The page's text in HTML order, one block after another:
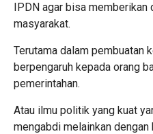
IPDN agar bisa memberikan
masyarakat.
Terutama dalam pembuatan
berpengaruh kepada orang
pemerintahan.
Atau ilmu politik yang kuat
mengabdi melainkan